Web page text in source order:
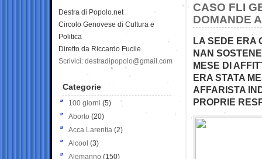
CASO FLI
DOMANDE
LA SEDE ERA
NAN
MESE DI
ERA STATA
AFFARISTA
PROPRIE
Destra di Popolo.net
Circolo Genovese di Cultura e
Politica
Diretto da Riccardo Fucile
Scrivici: destradipopolo@gmail.com
Categorie
100 giorni (5)
Aborto (20)
Acca Larentia (2)
Alcool (3)
Alemanno (150)